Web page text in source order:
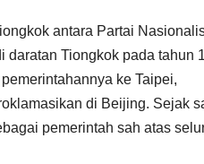
antara Partai
daratan Tiongkok pada tahun
ke Taipei,
di Beijing. Sejak
pemerintah sah atas